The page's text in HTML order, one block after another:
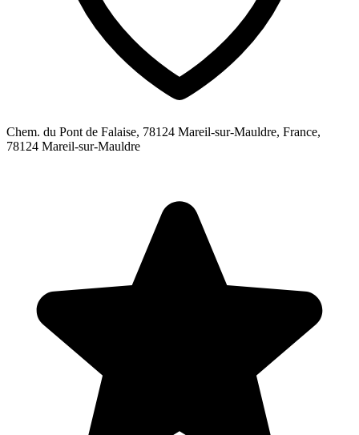
Chem. du Pont de Falaise, 78124 Mareil-sur-Mauldre, France,
78124 Mareil-sur-Mauldre